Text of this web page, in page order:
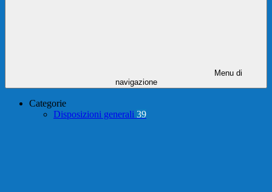
Menu di
navigazione
Categorie
Disposizioni generali 39